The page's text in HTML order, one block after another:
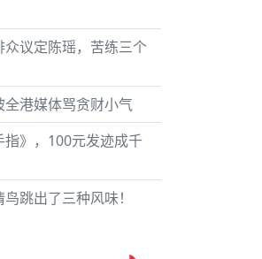
议定陈瑶，苦练三个
港媒体骂贪财小气
》，100元发迹成千
跳出了三种风味！